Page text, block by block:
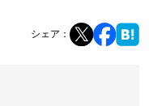
シェア：